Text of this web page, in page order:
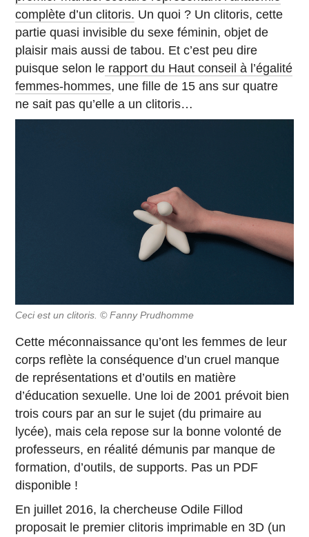
complète d’un clitoris. Un quoi ? Un clitoris, cette
partie quasi invisible du sexe féminin, objet de
plaisir mais aussi de tabou. Et c’est peu dire
puisque selon le rapport du Haut conseil à l’égalité
femmes-hommes, une fille de 15 ans sur quatre
ne sait pas qu’elle a un clitoris…
Ceci est un clitoris. © Fanny Prudhomme
Cette méconnaissance qu’ont les femmes de leur
corps reflète la conséquence d’un cruel manque
de représentations et d’outils en matière
d’éducation sexuelle. Une loi de 2001 prévoit bien
trois cours par an sur le sujet (du primaire au
lycée), mais cela repose sur la bonne volonté de
professeurs, en réalité démunis par manque de
formation, d’outils, de supports. Pas un PDF
disponible !
En juillet 2016, la chercheuse Odile Fillod
proposait le premier clitoris imprimable en 3D (un